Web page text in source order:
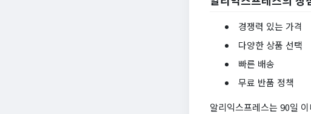
경쟁력 있는 가격
다양한 상품 선택
빠른 배송
무료 반품 정책
알리익스프레스는 90일